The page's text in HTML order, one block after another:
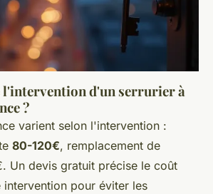
l'intervention d'un serrurier à
?
varient selon l'intervention :
80-120€, remplacement de
Un devis gratuit précise le coût
pour éviter les